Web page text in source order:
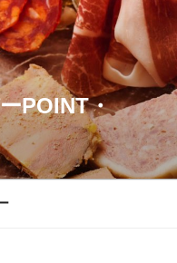
POINT・